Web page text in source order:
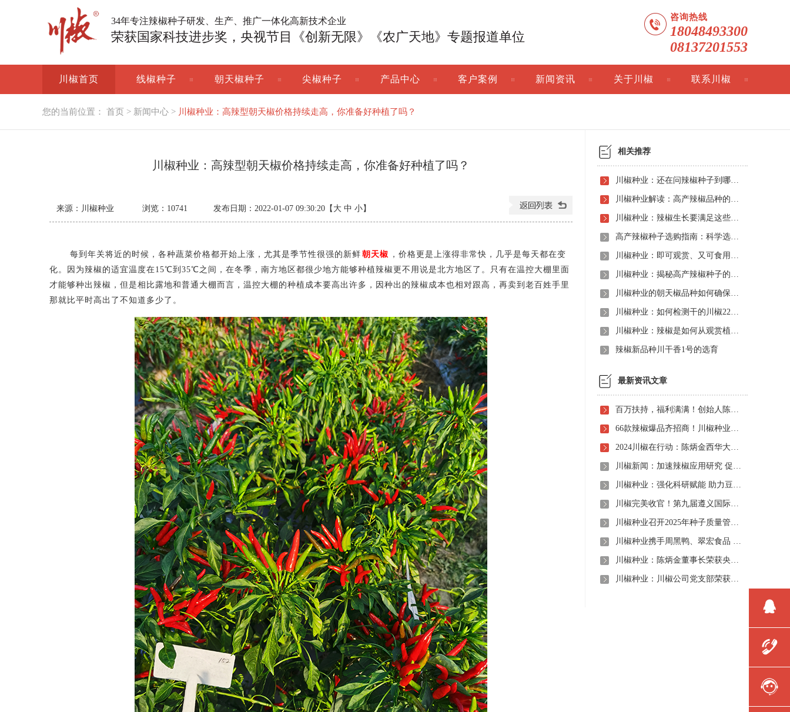
34年专注辣椒种子研发、生产、推广一体化高新技术企业
荣获国家科技进步奖，央视节目《创新无限》《农广天地》专题报道单位
咨询热线
18048493300
08137201553
川椒首页 线椒种子 朝天椒种子 尖椒种子 产品中心 客户案例 新闻资讯 关于川椒 联系川椒
您的当前位置： 首页 > 新闻中心 > 川椒种业：高辣型朝天椒价格持续走高，你准备好种植了吗？
川椒种业：高辣型朝天椒价格持续走高，你准备好种植了吗？
来源：川椒种业 浏览： 10741 发布日期：2022-01-07 09:30:20【 大 中 小】
每到年关将近的时候，各种蔬菜价格都开始上涨，尤其是季节性很强的新鲜 朝天椒 ，价格更是上涨得非常快，几乎是每天都在变
化。因为辣椒的适宜温度在15℃到35℃之间，在冬季，南方地区都很少地方能够种植辣椒更不用说是北方地区了。只有在温控大棚里面
才能够种出辣椒，但是相比露地和普通大棚而言，温控大棚的种植成本要高出许多，因种出的辣椒成本也相对跟高，再卖到老百姓手里
那就比平时高出了不知道多少了。
相关推荐
川椒种业：还在问辣椒种子到哪买？川椒种业为椒农提供辣椒优品种子
川椒种业解读：高产辣椒品种的核心优势
川椒种业：辣椒生长要满足这些环境才能丰产
高产辣椒种子选购指南：科学选种助农增收
川椒种业：即可观赏、又可食用的川彩观赏椒隆重上市啦，欲购从速！
川椒种业：揭秘高产辣椒种子的渠道秘密
川椒种业的朝天椒品种如何确保高产稳产？
川椒种业：如何检测干的川椒221品质怎么样？
川椒种业：辣椒是如何从观赏植物变成美食的
辣椒新品种川干香1号的选育
最新资讯文章
百万扶持，福利满满！创始人陈炳金先生辣椒育种40周年暨首届线上产品观摩招商会即将启动！
66款辣椒爆品齐招商！川椒种业首届线上观摩招商会竟有如此劲爆政策，诱人福利！
2024川椒在行动：陈炳金西华大学交流之旅
川椒新闻：加速辣椒应用研究 促进辣椒产业振兴
川椒种业：强化科研赋能 助力豆瓣产业高质量发展
川椒完美收官！第九届遵义国际辣椒博览会圆满落幕——川椒种业
川椒种业召开2025年种子质量管理自查会 严把质量关筑牢种业发展根基
川椒种业携手周黑鸭、翠宏食品 共启卤味专用辣椒定制新时代
川椒种业：陈炳金董事长荣获央视评选“2020年度最美退役军人”称号
川椒种业：川椒公司党支部荣获“优秀党组织称号”